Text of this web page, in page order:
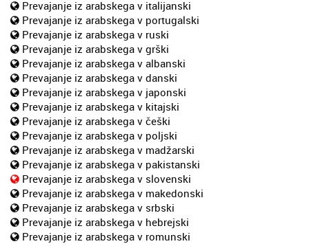
Prevajanje iz arabskega v italijanski
Prevajanje iz arabskega v portugalski
Prevajanje iz arabskega v ruski
Prevajanje iz arabskega v grški
Prevajanje iz arabskega v albanski
Prevajanje iz arabskega v danski
Prevajanje iz arabskega v japonski
Prevajanje iz arabskega v kitajski
Prevajanje iz arabskega v češki
Prevajanje iz arabskega v poljski
Prevajanje iz arabskega v madžarski
Prevajanje iz arabskega v pakistanski
Prevajanje iz arabskega v slovenski
Prevajanje iz arabskega v makedonski
Prevajanje iz arabskega v srbski
Prevajanje iz arabskega v hebrejski
Prevajanje iz arabskega v romunski